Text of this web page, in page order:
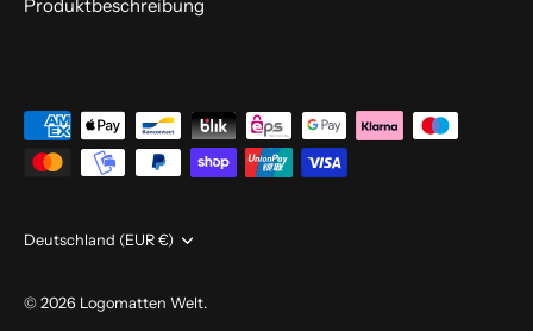
Produktbeschreibung
Währung
Deutschland (EUR €)
© 2026 Logomatten Welt.